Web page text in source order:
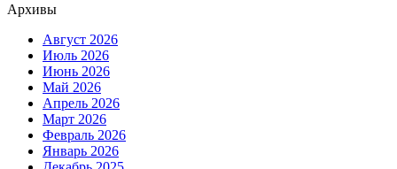
Архивы
Август 2026
Июль 2026
Июнь 2026
Май 2026
Апрель 2026
Март 2026
Февраль 2026
Январь 2026